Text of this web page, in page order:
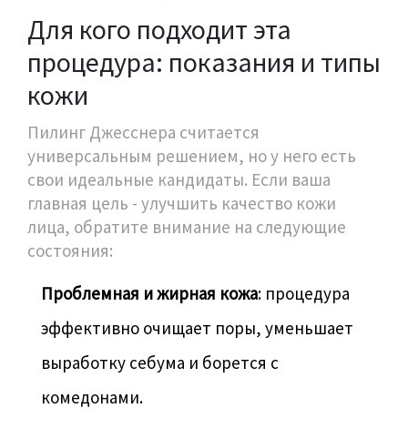
Для кого подходит эта
процедура: показания и типы
кожи
Пилинг Джесснера считается
универсальным решением, но у него есть
свои идеальные кандидаты. Если ваша
главная цель - улучшить качество кожи
лица, обратите внимание на следующие
состояния:
Проблемная и жирная кожа: процедура
эффективно очищает поры, уменьшает
выработку себума и борется с
комедонами.